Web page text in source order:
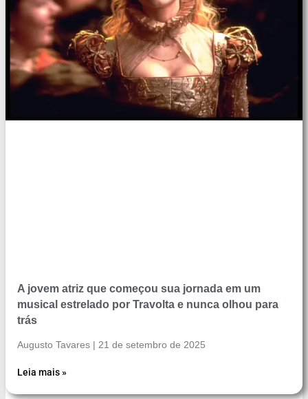
A jovem atriz que começou sua jornada em um
musical estrelado por Travolta e nunca olhou para
trás
Augusto Tavares 21 de setembro de 2025
Leia mais »